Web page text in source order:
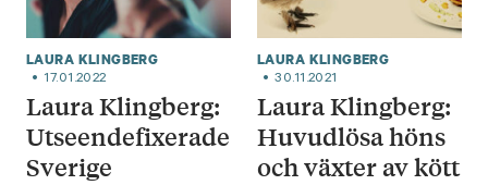
LAURA KLINGBERG
17.01.2022
Laura Klingberg:
Utseendefixerade
Sverige
LAURA KLINGBERG
30.11.2021
Laura Klingberg:
Huvudlösa höns
och växter av kött